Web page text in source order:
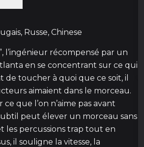
Russe, Chinese
l’ingénieur récompensé par un
en se concentrant sur ce qui
de toucher à quoi que ce soit, il
aimaient dans le morceau.
que l’on n’aime pas avant
peut élever un morceau sans
les percussions trap tout en
il souligne la vitesse, la